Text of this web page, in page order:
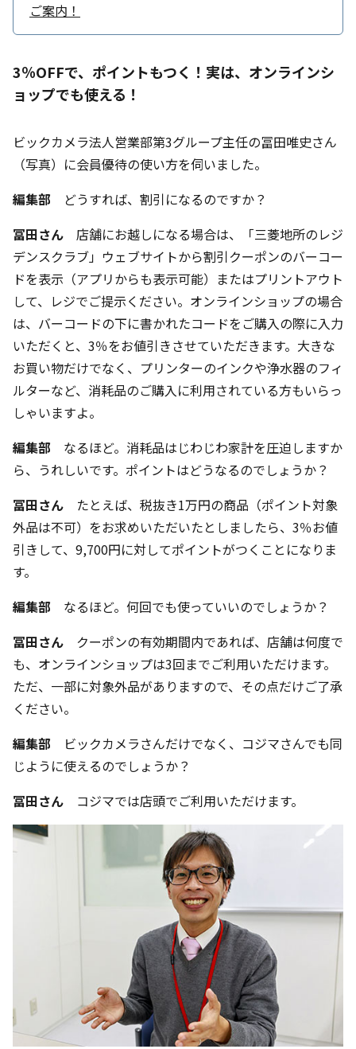
ご案内！
3％OFFで、ポイントもつく！実は、オンラインシ
ョップでも使える！
ビックカメラ法人営業部第3グループ主任の冨田唯史さん
（写真）に会員優待の使い方を伺いました。
編集部 どうすれば、割引になるのですか？
冨田さん 店舗にお越しになる場合は、「三菱地所のレジ
デンスクラブ」ウェブサイトから割引クーポンのバーコー
ドを表示（アプリからも表示可能）またはプリントアウト
して、レジでご提示ください。オンラインショップの場合
は、バーコードの下に書かれたコードをご購入の際に入力
いただくと、3％をお値引きさせていただきます。大きな
お買い物だけでなく、プリンターのインクや浄水器のフィ
ルターなど、消耗品のご購入に利用されている方もいらっ
しゃいますよ。
編集部 なるほど。消耗品はじわじわ家計を圧迫しますか
ら、うれしいです。ポイントはどうなるのでしょうか？
冨田さん たとえば、税抜き1万円の商品（ポイント対象
外品は不可）をお求めいただいたとしましたら、3％お値
引きして、9,700円に対してポイントがつくことになりま
す。
編集部 なるほど。何回でも使っていいのでしょうか？
冨田さん クーポンの有効期間内であれば、店舗は何度で
も、オンラインショップは3回までご利用いただけます。
ただ、一部に対象外品がありますので、その点だけご了承
ください。
編集部 ビックカメラさんだけでなく、コジマさんでも同
じように使えるのでしょうか？
冨田さん コジマでは店頭でご利用いただけます。